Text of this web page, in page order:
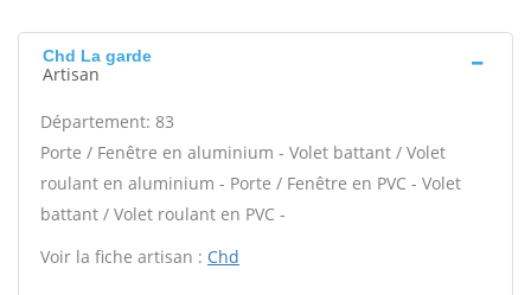
Chd La garde
Artisan
Département: 83
Porte / Fenêtre en aluminium - Volet battant / Volet
roulant en aluminium - Porte / Fenêtre en PVC - Volet
battant / Volet roulant en PVC -
Voir la fiche artisan : Chd